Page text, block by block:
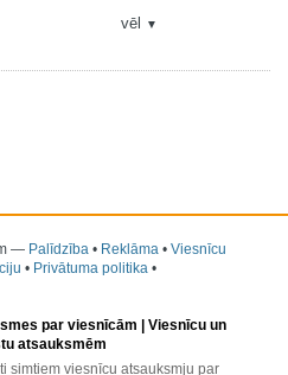
vēl
▼
— Palīdzība • Reklāma • Viesnīcu
• Privātuma politika •
par viesnīcām | Viesnīcu un
atsauksmēm
simtiem viesnīcu atsauksmju par